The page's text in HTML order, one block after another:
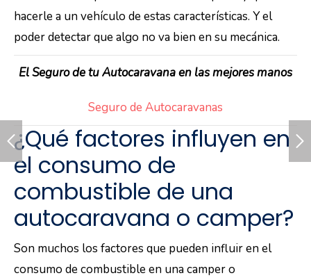
hacerle a un vehículo de estas características. Y el
poder detectar que algo no va bien en su mecánica.
El Seguro de tu Autocaravana en las mejores manos
Seguro de Autocaravanas
¿Qué factores influyen en
el consumo de
combustible de una
autocaravana o camper?
Son muchos los factores que pueden influir en el
consumo de combustible en una camper o